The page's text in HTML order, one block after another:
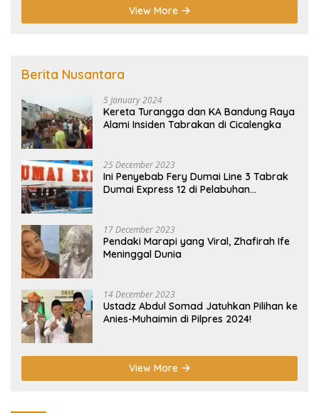
View More
Berita Nusantara
5 January 2024
Kereta Turangga dan KA Bandung Raya
Alami Insiden Tabrakan di Cicalengka
25 December 2023
Ini Penyebab Fery Dumai Line 3 Tabrak
Dumai Express 12 di Pelabuhan
17 December 2023
Pendaki Marapi yang Viral, Zhafirah Ife
Meninggal Dunia
14 December 2023
Ustadz Abdul Somad Jatuhkan Pilihan ke
Anies-Muhaimin di Pilpres 2024!
View More